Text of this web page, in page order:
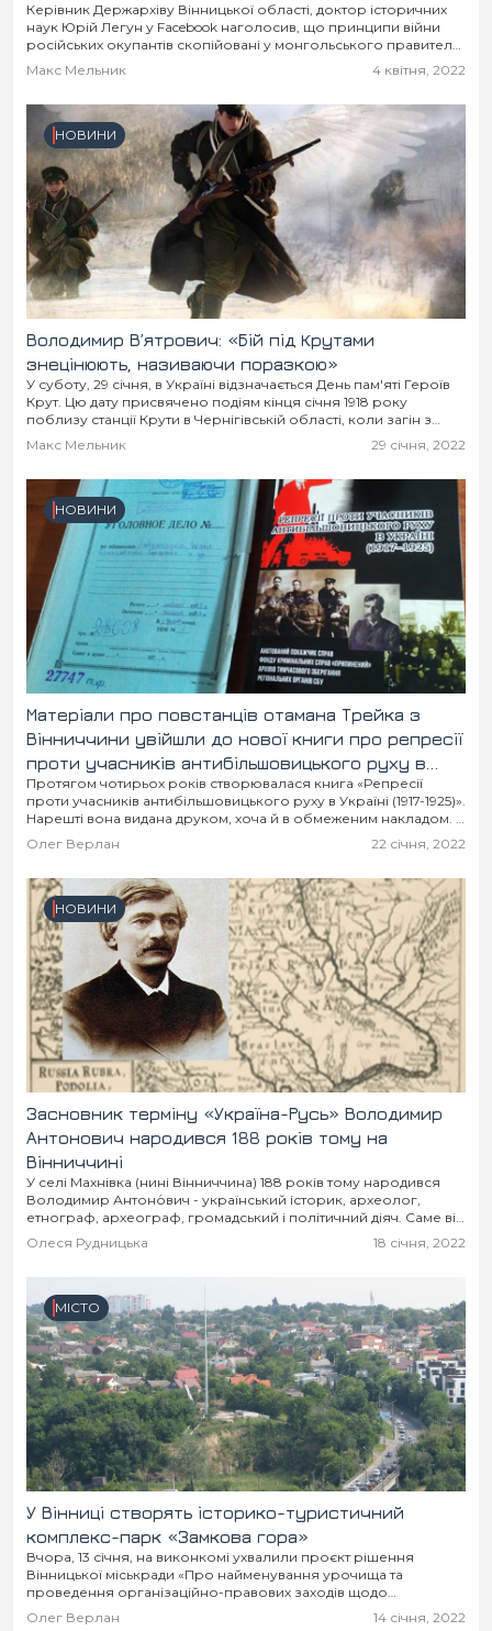
Керівник Держархіву Вінницької області, доктор історичних
наук Юрій Легун у Facebook наголосив, що принципи війни
російських окупантів скопійовані у монгольського правителя
Чінгізхана. І хоча саме він є батьком російської державності,...
Макс Мельник 4 квітня, 2022
НОВИНИ
Володимир В’ятрович: «Бій під Крутами
знецінюють, називаючи поразкою»
У суботу, 29 січня, в Україні відзначається День пам'яті Героїв
Крут. Цю дату присвячено подіям кінця січня 1918 року
поблизу станції Крути в Чернігівській області, коли загін з
близько 400...
Макс Мельник 29 січня, 2022
НОВИНИ
Матеріали про повстанців отамана Трейка з
Вінниччини увійшли до нової книги про репресії
проти учасників антибільшовицького руху в
Україні
Протягом чотирьох років створювалася книга «Репресії
проти учасників антибільшовицького руху в Україні (1917-1925)».
Нарешті вона видана друком, хоча й в обмеженим накладом. У
книзі зібрано матеріали про борців за незалежність...
Олег Верлан 22 січня, 2022
НОВИНИ
Засновник терміну «Україна-Русь» Володимир
Антонович народився 188 років тому на
Вінниччині
У селі Махнівка (нині Вінниччина) 188 років тому народився
Володимир Антоно́вич - український історик, археолог,
етнограф, археограф, громадський і політичний діяч. Саме він
увів у науковий обіг термін «Україна-Русь».
Олеся Рудницька 18 січня, 2022
МІСТО
У Вінниці створять історико-туристичний
комплекс-парк «Замкова гора»
Вчора, 13 січня, на виконкомі ухвалили проєкт рішення
Вінницької міськради «Про найменування урочища та
проведення організаційно-правових заходів щодо
впорядкування та збереження території пам’ятки археології
в м. Вінниці». Мова про Замкову...
Олег Верлан 14 січня, 2022